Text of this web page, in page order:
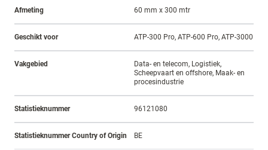
Afmeting 60 mm x 300 mtr
Geschikt voor ATP-300 Pro, ATP-600 Pro, ATP-3000
Vakgebied
Data- en telecom, Logistiek,
Scheepvaart en offshore, Maak- en
procesindustrie
Statistieknummer 96121080
Statistieknummer Country of Origin BE